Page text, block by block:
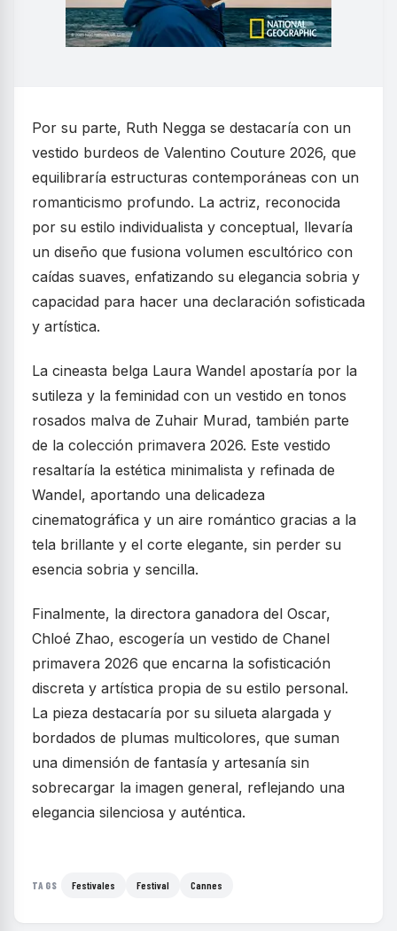
Por su parte, Ruth Negga se destacaría con un
vestido burdeos de Valentino Couture 2026, que
equilibraría estructuras contemporáneas con un
romanticismo profundo. La actriz, reconocida
por su estilo individualista y conceptual, llevaría
un diseño que fusiona volumen escultórico con
caídas suaves, enfatizando su elegancia sobria y
capacidad para hacer una declaración sofisticada
y artística.
La cineasta belga Laura Wandel apostaría por la
sutileza y la feminidad con un vestido en tonos
rosados malva de Zuhair Murad, también parte
de la colección primavera 2026. Este vestido
resaltaría la estética minimalista y refinada de
Wandel, aportando una delicadeza
cinematográfica y un aire romántico gracias a la
tela brillante y el corte elegante, sin perder su
esencia sobria y sencilla.
Finalmente, la directora ganadora del Oscar,
Chloé Zhao, escogería un vestido de Chanel
primavera 2026 que encarna la sofisticación
discreta y artística propia de su estilo personal.
La pieza destacaría por su silueta alargada y
bordados de plumas multicolores, que suman
una dimensión de fantasía y artesanía sin
sobrecargar la imagen general, reflejando una
elegancia silenciosa y auténtica.
TAGS Festivales Festival Cannes